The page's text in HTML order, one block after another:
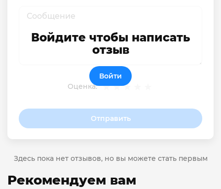
Оценка:
Отправить
Войдите чтобы написать
отзыв
Войти
Здесь пока нет отзывов, но вы можете стать первым
Рекомендуем вам